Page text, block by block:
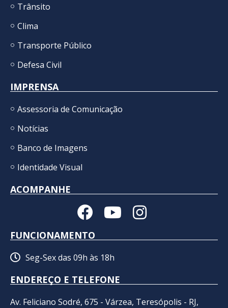
Trânsito
Clima
Transporte Público
Defesa Civil
IMPRENSA
Assessoria de Comunicação
Notícias
Banco de Imagens
Identidade Visual
ACOMPANHE
FUNCIONAMENTO
Seg-Sex das 09h às 18h
ENDEREÇO E TELEFONE
Av. Feliciano Sodré, 675 - Várzea, Teresópolis - RJ,